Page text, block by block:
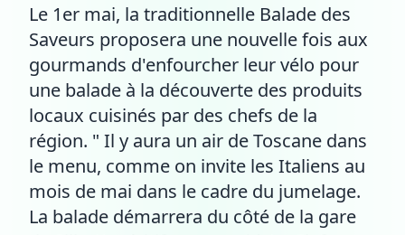
Le 1er mai, la traditionnelle Balade des
Saveurs proposera une nouvelle fois aux
gourmands d'enfourcher leur vélo pour
une balade à la découverte des produits
locaux cuisinés par des chefs de la
région. " Il y aura un air de Toscane dans
le menu, comme on invite les Italiens au
mois de mai dans le cadre du jumelage.
La balade démarrera du côté de la gare